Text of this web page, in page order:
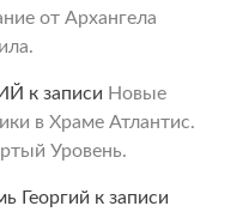
от Архангела
к записи Новые
в Храме Атлантис.
Уровень.
Георгий к записи